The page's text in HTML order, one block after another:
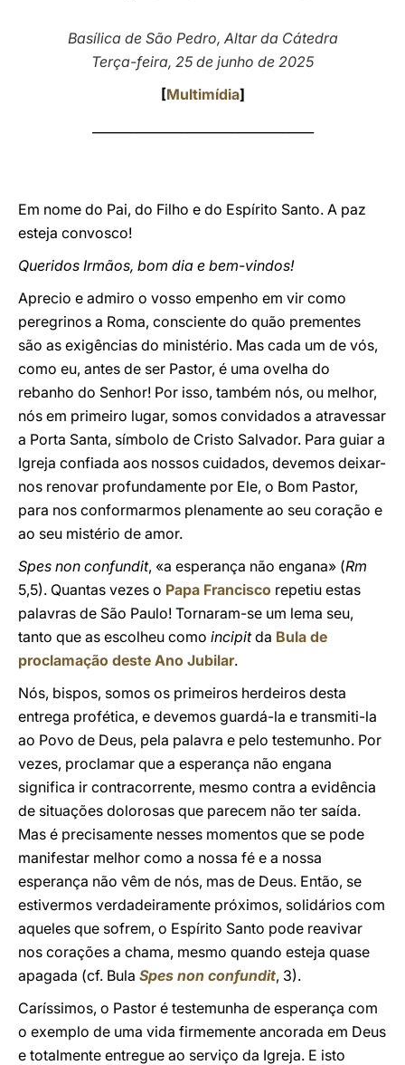
Basílica de São Pedro, Altar da Cátedra
Terça-feira, 25 de junho de 2025
[Multimídia]
Em nome do Pai, do Filho e do Espírito Santo. A paz
esteja convosco!
Queridos Irmãos, bom dia e bem-vindos!
Aprecio e admiro o vosso empenho em vir como
peregrinos a Roma, consciente do quão prementes
são as exigências do ministério. Mas cada um de vós,
como eu, antes de ser Pastor, é uma ovelha do
rebanho do Senhor! Por isso, também nós, ou melhor,
nós em primeiro lugar, somos convidados a atravessar
a Porta Santa, símbolo de Cristo Salvador. Para guiar a
Igreja confiada aos nossos cuidados, devemos deixar-
nos renovar profundamente por Ele, o Bom Pastor,
para nos conformarmos plenamente ao seu coração e
ao seu mistério de amor.
Spes non confundit, «a esperança não engana» (Rm
5,5). Quantas vezes o Papa Francisco repetiu estas
palavras de São Paulo! Tornaram-se um lema seu,
tanto que as escolheu como incipitda Bula de
proclamação deste Ano Jubilar.
Nós, bispos, somos os primeiros herdeiros desta
entrega profética, e devemos guardá-la e transmiti-la
ao Povo de Deus, pela palavra e pelo testemunho. Por
vezes, proclamar que a esperança não engana
significa ir contracorrente, mesmo contra a evidência
de situações dolorosas que parecem não ter saída.
Mas é precisamente nesses momentos que se pode
manifestar melhor como a nossa fé e a nossa
esperança não vêm de nós, mas de Deus. Então, se
estivermos verdadeiramente próximos, solidários com
aqueles que sofrem, o Espírito Santo pode reavivar
nos corações a chama, mesmo quando esteja quase
apagada (cf. Bula Spes non confundit, 3).
Caríssimos, o Pastor é testemunha de esperança com
o exemplo de uma vida firmemente ancorada em Deus
e totalmente entregue ao serviço da Igreja. E isto